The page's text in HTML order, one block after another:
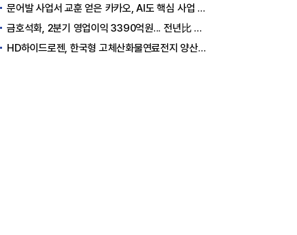
문어발 사업서 교훈 얻은 카카오, AI도 핵심 사업 '선택과 집중'
금호석화, 2분기 영업이익 3390억원... 전년比 419% 급증
HD하이드로젠, 한국형 고체산화물연료전지 양산체계 구축